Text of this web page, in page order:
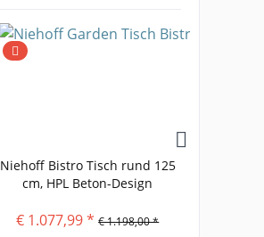
Niehoff Bistro Tisch rund 125
cm, HPL Beton-Design
€ 1.077,99 * € 1.198,00 *